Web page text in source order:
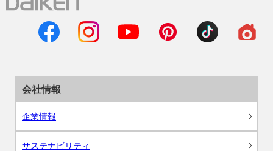
会社情報
企業情報
サステナビリティ